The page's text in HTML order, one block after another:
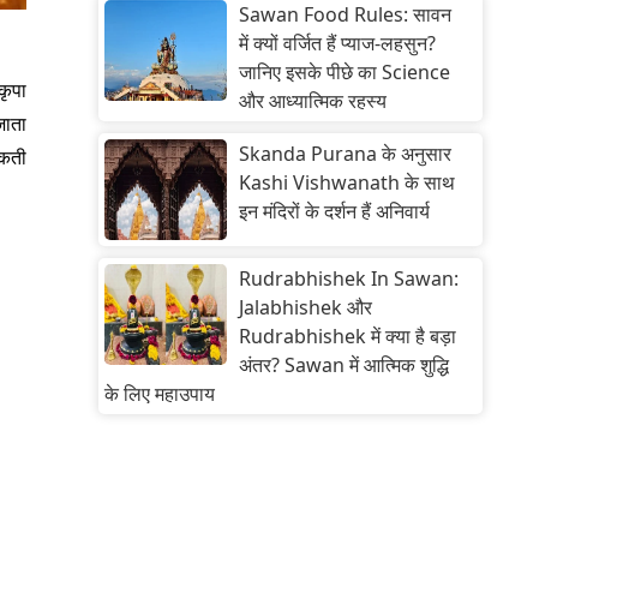
Sawan Food Rules: सावन
में क्यों वर्जित हैं प्याज-लहसुन?
जानिए इसके पीछे का Science
और आध्यात्मिक रहस्य
Skanda Purana के अनुसार
Kashi Vishwanath के साथ
इन मंदिरों के दर्शन हैं अनिवार्य
Rudrabhishek In Sawan:
Jalabhishek और
Rudrabhishek में क्या है बड़ा
अंतर? Sawan में आत्मिक शुद्धि
के लिए महाउपाय